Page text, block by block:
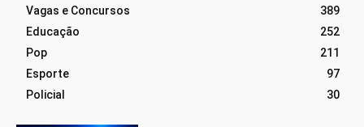
Vagas e Concursos
389
Educação
252
Pop
211
Esporte
97
Policial
30